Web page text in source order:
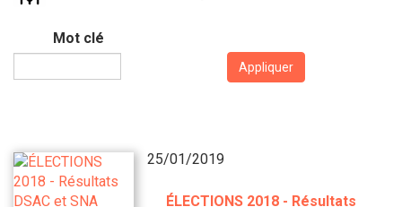
Mot clé
Appliquer
25/01/2019
ÉLECTIONS 2018 - Résultats